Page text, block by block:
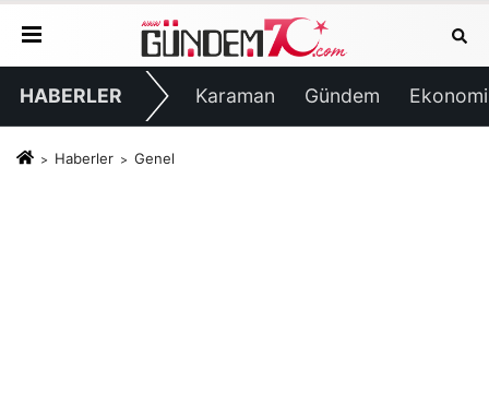
HABERLER Karaman Gündem Ekonomi
Haberler Genel